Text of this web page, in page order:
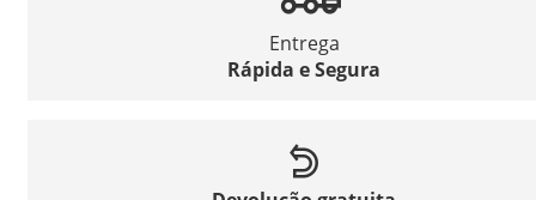
Entrega
Rápida e Segura